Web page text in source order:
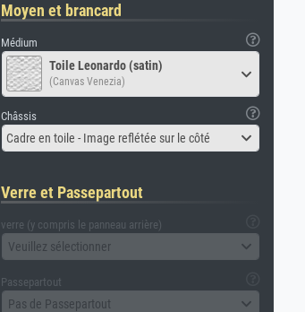
Moyen et brancard
Médium
Toile Leonardo (satin)
(Canvas Venezia)
Châssis
Cadre en toile - Image reflétée sur le côté
Verre et Passepartout
verre (y compris le panneau arrière)
Veuillez sélectionner
Passepartout
Pas de Passepartout